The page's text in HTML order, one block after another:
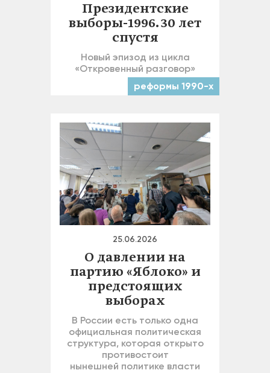
Президентские
выборы-1996. 30 лет
спустя
Новый эпизод из цикла
«Откровенный разговор»
реформы 1990-х
25.06.2026
О давлении на
партию «Яблоко» и
предстоящих
выборах
В России есть только одна
официальная политическая
структура, которая открыто
противостоит
нынешней политике власти